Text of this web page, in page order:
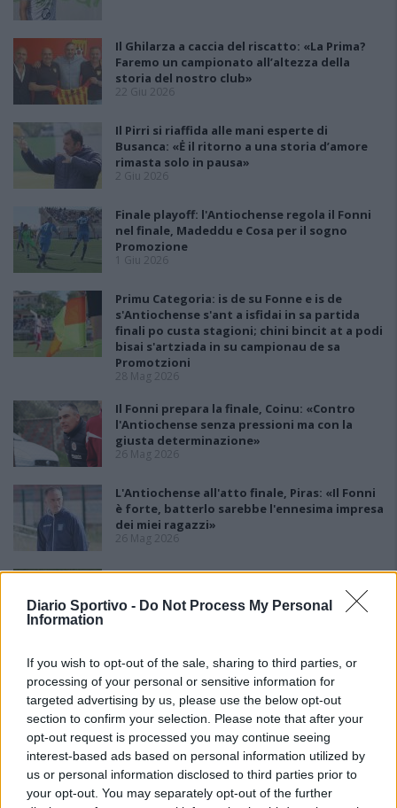
Diario Sportivo - Do Not Process My Personal
Information
If you wish to opt-out of the sale, sharing to third parties, or
processing of your personal or sensitive information for
targeted advertising by us, please use the below opt-out
section to confirm your selection. Please note that after your
opt-out request is processed you may continue seeing
interest-based ads based on personal information utilized by
us or personal information disclosed to third parties prior to
your opt-out. You may separately opt-out of the further
Il Ghilarza a caccia del riscatto: «La Prima?
Faremo un campionato all’altezza della
storia del nostro club»
22 Giu 2026
Il Pirri si riaffida alle mani esperte di
Busanca: «Ė il ritorno a una storia d’amore
rimasta solo in pausa»
2 Giu 2026
Finale playoff: l'Antiochense regola il Fonni
nel finale, Madeddu e Cosa per il sogno
Promozione
1 Giu 2026
Primu Categoria: is de su Fonne e is de
s'Antiochense s'ant a isfidai in sa partida
finali po custa stagioni; chini bincit at a podi
bisai s'artziada in su campionau de sa
Promotzioni
28 Mag 2026
Il Fonni prepara la finale, Coinu: «Contro
l'Antiochense senza pressioni ma con la
giusta determinazione»
26 Mag 2026
L'Antiochense all'atto finale, Piras: «Il Fonni
è forte, batterlo sarebbe l'ennesima impresa
dei miei ragazzi»
26 Mag 2026
Playout: Sestu, Santa Giusta, Silanus e
Malaspina salve, Bariese, Barumini, Siniscola
e Sennori in Seconda